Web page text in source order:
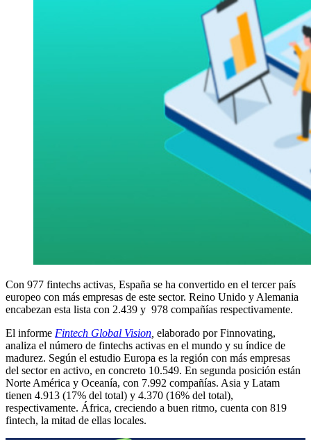
Con 977 fintechs activas, España se ha convertido en el tercer país
europeo con más empresas de este sector. Reino Unido y Alemania
encabezan esta lista con 2.439 y 978 compañías respectivamente.
El informe Fintech Global Vision elaborado por Finnovating,
analiza el número de fintechs activas en el mundo y su índice de
madurez. Según el estudio Europa es la región con más empresas
del sector en activo, en concreto 10.549. En segunda posición están
Norte América y Oceanía, con 7.992 compañías. Asia y Latam
tienen 4.913 (17% del total) y 4.370 (16% del total),
respectivamente. África, creciendo a buen ritmo, cuenta con 819
fintech, la mitad de ellas locales.